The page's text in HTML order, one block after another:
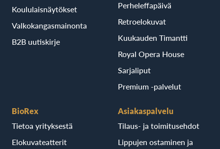
Koululaisnäytökset
Valkokangasmainonta
B2B uutiskirje
Perheleffapäivä
Retroelokuvat
Kuukauden Timantti
Royal Opera House
Sarjaliput
Premium -palvelut
BioRex
Tietoa yrityksestä
Elokuvateatterit
Asiakaspalvelu
Tilaus- ja toimitusehdot
Lippujen ostaminen ja